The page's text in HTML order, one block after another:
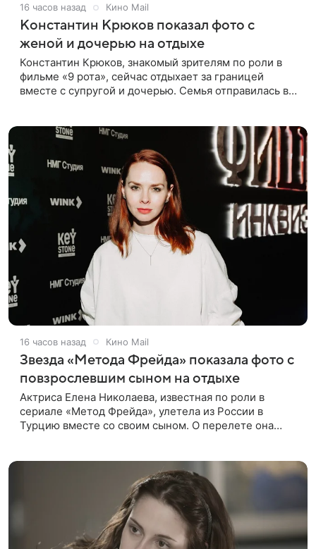
16 часов назад Кино Mail
Константин Крюков показал фото с
женой и дочерью на отдыхе
Константин Крюков, знакомый зрителям по роли в
фильме «9 рота», сейчас отдыхает за границей
вместе с супругой и дочерью. Семья отправилась в
16 часов назад Кино Mail
Звезда «Метода Фрейда» показала фото с
повзрослевшим сыном на отдыхе
Актриса Елена Николаева, известная по роли в
сериале «Метод Фрейда», улетела из России в
Турцию вместе со своим сыном. О перелете она